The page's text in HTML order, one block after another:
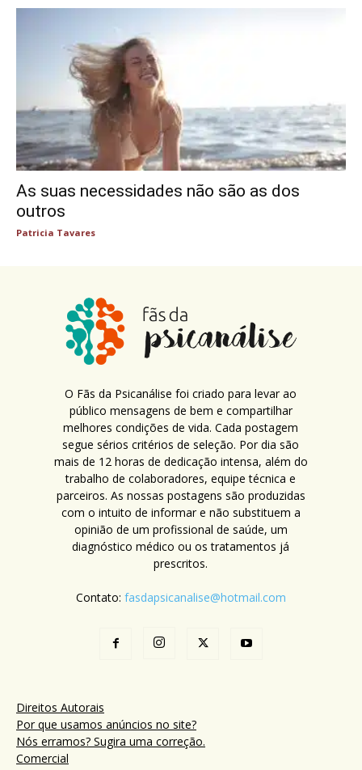
As suas necessidades não são as dos
outros
Patricia Tavares
O Fãs da Psicanálise foi criado para levar ao
público mensagens de bem e compartilhar
melhores condições de vida. Cada postagem
segue sérios critérios de seleção. Por dia são
mais de 12 horas de dedicação intensa, além do
trabalho de colaboradores, equipe técnica e
parceiros. As nossas postagens são produzidas
com o intuito de informar e não substituem a
opinião de um profissional de saúde, um
diagnóstico médico ou os tratamentos já
prescritos.
Contato: fasdapsicanalise@hotmail.com
Direitos Autorais
Por que usamos anúncios no site?
Nós erramos? Sugira uma correção.
Comercial